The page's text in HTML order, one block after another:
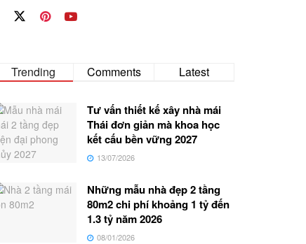
Trending Comments Latest
Tư vấn thiết kế xây nhà mái
Thái đơn giản mà khoa học
kết cấu bền vững 2027
13/07/2026
Những mẫu nhà đẹp 2 tầng
80m2 chi phí khoảng 1 tỷ đến
1.3 tỷ năm 2026
08/01/2026